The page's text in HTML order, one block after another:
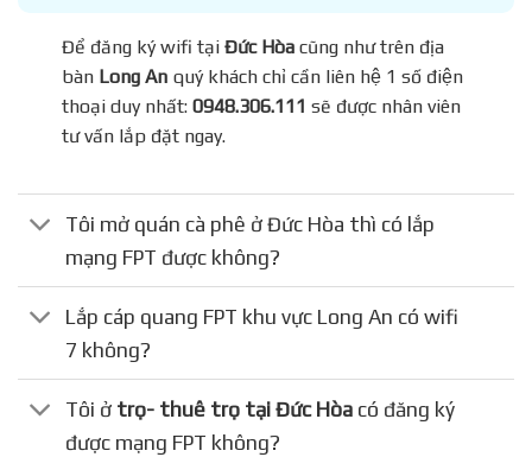
Để đăng ký wifi tạiĐức Hòacũng như trên địa
bànLong Anquý khách chỉ cần liên hệ 1 số điện
thoại duy nhất:0948.306.111 sẽ được nhân viên
tư vấn lắp đặt ngay.
Tôi mở quán cà phê ở Đức Hòa thì có lắp
mạng FPT được không?
Lắp cáp quang FPT khu vực Long An có wifi
7 không?
Tôi ở trọ- thuê trọ tại Đức Hòa có đăng ký
được mạng FPT không?